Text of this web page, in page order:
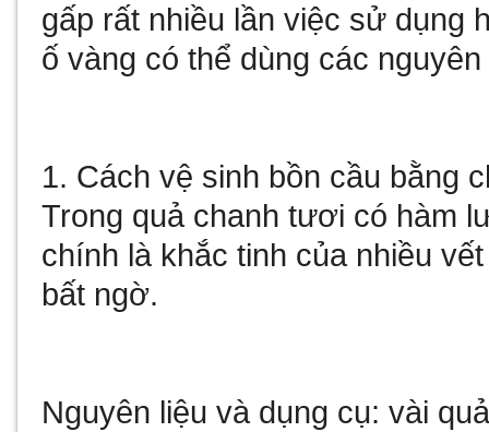
gấp rất nhiều lần việc sử dụng
ố vàng có thể dùng các
1. Cách vệ sinh bồn cầu bằng
Trong quả chanh tươi có hàm
chính là khắc tinh của nhiều
bất ngờ.
Nguyên liệu và dụng cụ: vài